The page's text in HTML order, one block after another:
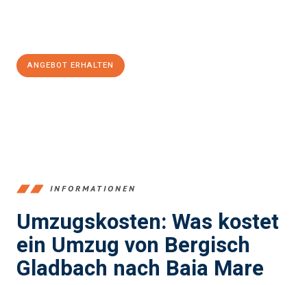
ANGEBOT ERHALTEN
INFORMATIONEN
Umzugskosten: Was kostet
ein Umzug von Bergisch
Gladbach nach Baia Mare